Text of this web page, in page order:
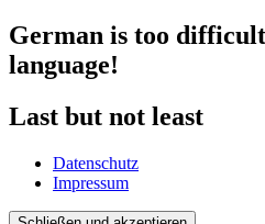
German is too
language!
Last but not least
Datenschutz
Impressum